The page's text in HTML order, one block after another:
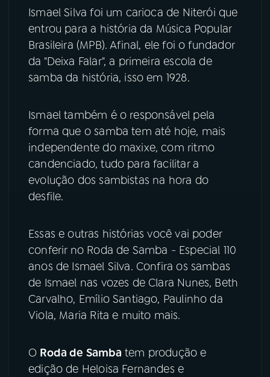
04PROGRAMAS
PODCASTS
07 ÚLTIMAS
FESTIVAL DE MÚSICA
YouTube Facebook
Instagram X
TikTok
Ismael Silva foi um carioca de Niterói que
entrou para a história da Música Popular
Brasileira (MPB). Afinal, ele foi o fundador
da "Deixa Falar", a primeira escola de
samba da história, isso em 1928.
Ismael também é o responsável pela
forma que o samba tem até hoje, mais
independente do maxixe, com ritmo
candenciado, tudo para facilitar a
evolução dos sambistas na hora do
desfile.
Essas e outras histórias você vai poder
conferir no Roda de Samba - Especial 110
anos de Ismael Silva. Confira os sambas
de Ismael nas vozes de Clara Nunes, Beth
Carvalho, Emílio Santiago, Paulinho da
Viola, Maria Rita e muito mais.
O Roda de Samba tem produção e
edição de Heloisa Fernandes e